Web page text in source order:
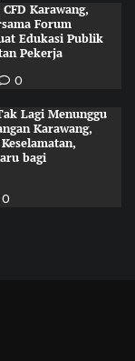
Karawang,
Forum
Edukasi Publik
Pekerja
0
Lagi Menunggu
Karawang,
bagi
0